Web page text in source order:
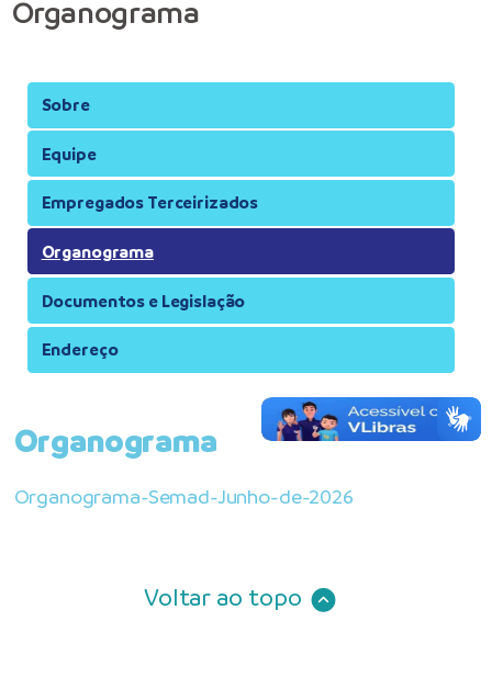
Organograma
Sobre
Equipe
Empregados Terceirizados
Organograma
Documentos e Legislação
Endereço
Organograma
Organograma-Semad-Junho-de-2026
Voltar ao topo